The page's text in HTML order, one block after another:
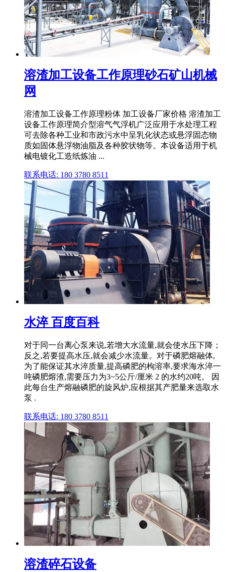
溶渣加工设备工作原理砂石矿山机械
网
溶渣加工设备工作原理粉体 加工设备厂家价格 溶渣加工
设备工作原理简介型溶气气浮机广泛应用于水处理工程
可去除各种工业和市政污水中呈乳化状态或悬浮固态物
质如固体悬浮物油脂及各种胶状物等。本设备适用于机
械电镀化工造纸炼油 ...
联系电话: 180 3780 8511
水淬 百度百科
对于同一台离心泵来说,若增大水流量,就会使水压下降；
反之,若要提高水压,就会减少水流量。对于磷肥熔融体,
为了能保证其水淬质量,提高磷肥的枸溶率,要求海水淬一
吨磷肥熔渣,需要压力为3~5公斤/厘米 2 的水约20吨。 因
此每台生产熔融磷肥的旋风炉,应根据其产肥量来选取水
泵 .
联系电话: 180 3780 8511
溶渣碎石设备